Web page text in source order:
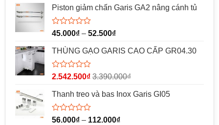
hạng
0
5
Piston giảm chấn Garis GA2 nâng cánh tủ
Được
hạng
0
5
45.000₫– 52.500₫
THÙNG GẠO GARIS CAO CẤP GR04.30
Được
hạng
0
5
2.542.500₫ 3.390.000₫
Thanh treo và bas Inox Garis GI05
Được
56.000₫– 112.000₫